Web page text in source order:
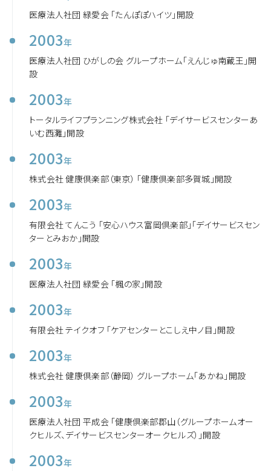
医療法人社団 緑愛会 「たんぽぽハイツ」開設
2003年
医療法人社団 ひがしの会 グループホーム「えんじゅ南蔵王」開
設
2003年
トータルライフプランニング株式会社 「デイサービスセンターあ
いむ西灘」開設
2003年
株式会社 健康倶楽部（東京） 「健康倶楽部多賀城」開設
2003年
有限会社 てんこう 「安心ハウス富岡倶楽部」「デイサービスセン
ターとみおか」開設
2003年
医療法人社団 緑愛会 「楓の家」開設
2003年
有限会社 テイクオフ 「ケアセンターとこしえ中ノ目」開設
2003年
株式会社 健康倶楽部（静岡） グループホーム「あかね」開設
2003年
医療法人社団 平成会 「健康倶楽部郡山（グループホームオー
クヒルズ、デイサービスセンターオークヒルズ）」開設
2003年